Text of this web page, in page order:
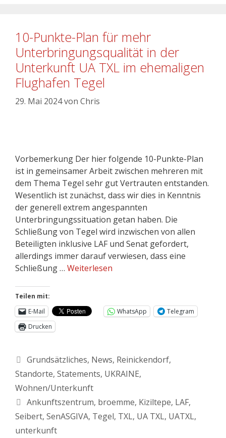
10-Punkte-Plan für mehr
Unterbringungsqualität in der
Unterkunft UA TXL im ehemaligen
Flughafen Tegel
29. Mai 2024von Chris
Vorbemerkung Der hier folgende 10-Punkte-Plan
ist in gemeinsamer Arbeit zwischen mehreren mit
dem Thema Tegel sehr gut Vertrauten entstanden.
Wesentlich ist zunächst, dass wir dies in Kenntnis
der generell extrem angespannten
Unterbringungssituation getan haben. Die
Schließung von Tegel wird inzwischen von allen
Beteiligten inklusive LAF und Senat gefordert,
allerdings immer darauf verwiesen, dass eine
Schließung … Weiterlesen
Teilen mit:
E-Mail
WhatsApp
Telegram
Drucken
Grundsätzliches, News, Reinickendorf,
Standorte, Statements, UKRAINE,
Wohnen/Unterkunft
Ankunftszentrum, broemme, Kiziltepe, LAF,
Seibert, SenASGIVA, Tegel, TXL, UA TXL, UATXL,
unterkunft